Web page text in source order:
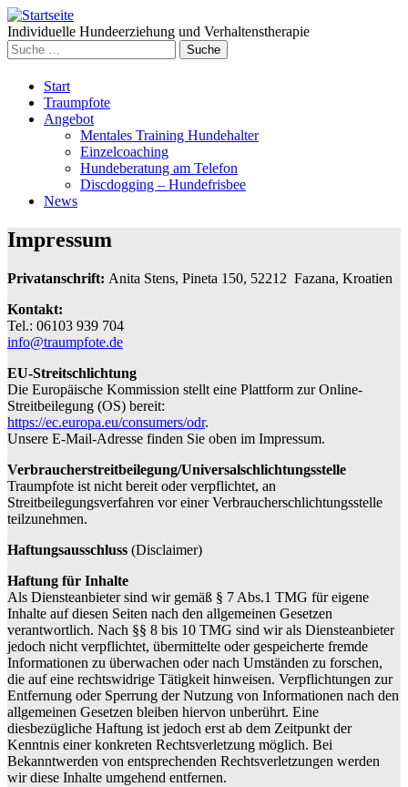
Individuelle Hundeerziehung und Verhaltenstherapie
Suche
nach:
Weiter
zum
Inhalt
Start
Traumpfote
Angebot
Mentales Training Hundehalter
Einzelcoaching
Hundeberatung am Telefon
Discdogging – Hundefrisbee
News
Impressum
Privatanschrift: Anita Stens, Pineta 150, 52212 Fazana, Kroatien
Kontakt:
Tel.: 06103 939 704
info@traumpfote.de
EU-Streitschlichtung
Die Europäische Kommission stellt eine Plattform zur Online-
Streitbeilegung (OS) bereit:
https://ec.europa.eu/consumers/odr.
Unsere E-Mail-Adresse finden Sie oben im Impressum.
Verbraucherstreitbeilegung/Universalschlichtungsstelle
Traumpfote ist nicht bereit oder verpflichtet, an
Streitbeilegungsverfahren vor einer Verbraucherschlichtungsstelle
teilzunehmen.
Haftungsausschluss (Disclaimer)
Haftung für Inhalte
Als Diensteanbieter sind wir gemäß § 7 Abs.1 TMG für eigene
Inhalte auf diesen Seiten nach den allgemeinen Gesetzen
verantwortlich. Nach §§ 8 bis 10 TMG sind wir als Diensteanbieter
jedoch nicht verpflichtet, übermittelte oder gespeicherte fremde
Informationen zu überwachen oder nach Umständen zu forschen,
die auf eine rechtswidrige Tätigkeit hinweisen. Verpflichtungen zur
Entfernung oder Sperrung der Nutzung von Informationen nach den
allgemeinen Gesetzen bleiben hiervon unberührt. Eine
diesbezügliche Haftung ist jedoch erst ab dem Zeitpunkt der
Kenntnis einer konkreten Rechtsverletzung möglich. Bei
Bekanntwerden von entsprechenden Rechtsverletzungen werden
wir diese Inhalte umgehend entfernen.